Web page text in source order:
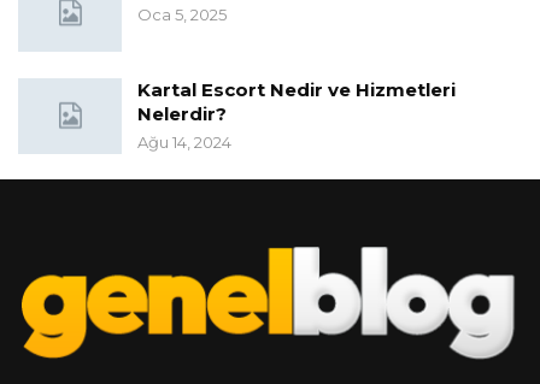
Oca 5, 2025
Kartal Escort Nedir ve Hizmetleri
Nelerdir?
Ağu 14, 2024